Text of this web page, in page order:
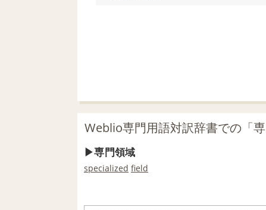
Weblio専門用語対訳辞書での「
専門領域
specialized field